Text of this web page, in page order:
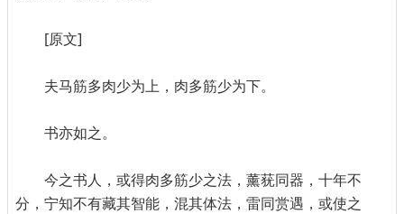
[原文]
夫马筋多肉少为上，肉多筋少为下。
书亦如之。
今之书人，或得肉多筋少之法，薰莸同器，十年不
分，宁知不有藏其智能，混其体法，雷同赏遇，或使之